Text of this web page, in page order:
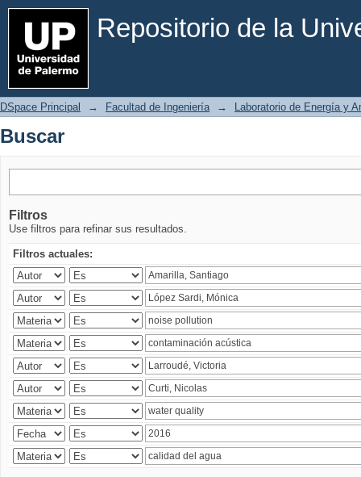
Repositorio de la
Buscar
DSpace Principal → Facultad de Ingeniería → Laboratorio de Energía y
Buscar
Filtros
Use filtros para refinar sus resultados.
Filtros actuales: